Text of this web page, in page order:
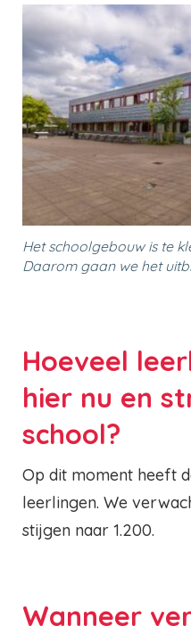
Het schoolgebouw is te
Daarom gaan we het
Hoeveel
hier nu en
school?
Op dit moment heeft
leerlingen. We
stijgen naar 1.200.
Wanneer